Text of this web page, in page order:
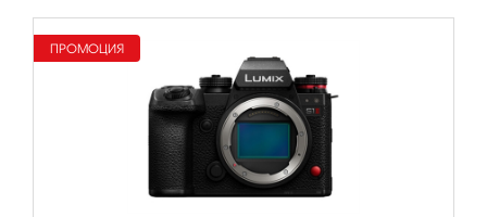
ПРОМОЦИЯ